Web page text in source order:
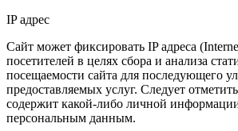
IP адрес
Сайт может фиксировать IP адреса
посетителей в целях сбора и анализа
посещаемости сайта для последующего
предоставляемых услуг. Следует
содержит какой-либо личной
персональным данным.